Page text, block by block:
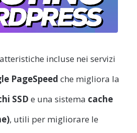
incluse nei servizi
PageSpeed che migliora la
SSD e una sistema cache
, utili per migliorare le